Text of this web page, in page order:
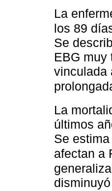
La
los 89
Se
EBG muy
vinculada
La
últimos
Se
afectan a